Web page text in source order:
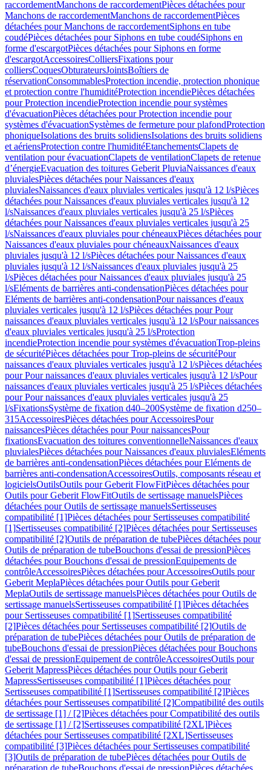
raccordementManchons de raccordementPièces détachées pour
Manchons de raccordementManchons de raccordementPièces
détachées pour Manchons de raccordementSiphons en tube
coudéPièces détachées pour Siphons en tube coudéSiphons en
forme d'escargotPièces détachées pour Siphons en forme
d'escargotAccessoiresColliersFixations pour
colliersCoquesObturateursJointsBoîtiers de
réservationConsommablesProtection incendie, protection phonique
et protection contre l'humiditéProtection incendiePièces détachées
pour Protection incendieProtection incendie pour systèmes
d'évacuationPièces détachées pour Protection incendie pour
systèmes d'évacuationSystèmes de fermeture pour plafondProtection
phoniqueIsolations des bruits solidiensIsolations des bruits solidiens
et aériensProtection contre l'humiditéEtanchementsClapets de
ventilation pour évacuationClapets de ventilationClapets de retenue
d’énergieEvacuation des toitures Geberit PluviaNaissances d'eaux
pluvialesPièces détachées pour Naissances d'eaux
pluvialesNaissances d'eaux pluviales verticales jusqu'à 12 l/sPièces
détachées pour Naissances d'eaux pluviales verticales jusqu'à 12
l/sNaissances d'eaux pluviales verticales jusqu'à 25 l/sPièces
détachées pour Naissances d'eaux pluviales verticales jusqu'à 25
l/sNaissances d'eaux pluviales pour chéneauxPièces détachées pour
Naissances d'eaux pluviales pour chéneauxNaissances d'eaux
pluviales jusqu'à 12 l/sPièces détachées pour Naissances d'eaux
pluviales jusqu'à 12 l/sNaissances d'eaux pluviales jusqu'à 25
l/sPièces détachées pour Naissances d'eaux pluviales jusqu'à 25
l/sEléments de barrières anti-condensationPièces détachées pour
Eléments de barrières anti-condensationPour naissances d'eaux
pluviales verticales jusqu'à 12 l/sPièces détachées pour Pour
naissances d'eaux pluviales verticales jusqu'à 12 l/sPour naissances
d'eaux pluviales verticales jusqu'à 25 l/sProtection
incendieProtection incendie pour systèmes d'évacuationTrop-pleins
de sécuritéPièces détachées pour Trop-pleins de sécuritéPour
naissances d'eaux pluviales verticales jusqu'à 12 l/sPièces détachées
pour Pour naissances d'eaux pluviales verticales jusqu'à 12 l/sPour
naissances d'eaux pluviales verticales jusqu'à 25 l/sPièces détachées
pour Pour naissances d'eaux pluviales verticales jusqu'à 25
l/sFixationsSystème de fixation d40–200Système de fixation d250–
315AccessoiresPièces détachées pour AccessoiresPour
naissancesPièces détachées pour Pour naissancesPour
fixationsEvacuation des toitures conventionnelleNaissances d'eaux
pluvialesPièces détachées pour Naissances d'eaux pluvialesEléments
de barrières anti-condensationPièces détachées pour Eléments de
barrières anti-condensationAccessoiresOutils, composants réseau et
logicielsOutilsOutils pour Geberit FlowFitPièces détachées pour
Outils pour Geberit FlowFitOutils de sertissage manuelsPièces
détachées pour Outils de sertissage manuelsSertisseuses
compatibilité [1]Pièces détachées pour Sertisseuses compatibilité
[1]Sertisseuses compatibilité [2]Pièces détachées pour Sertisseuses
compatibilité [2]Outils de préparation de tubePièces détachées pour
Outils de préparation de tubeBouchons d'essai de pressionPièces
détachées pour Bouchons d'essai de pressionEquipements de
contrôleAccessoiresPièces détachées pour AccessoiresOutils pour
Geberit MeplaPièces détachées pour Outils pour Geberit
MeplaOutils de sertissage manuelsPièces détachées pour Outils de
sertissage manuelsSertisseuses compatibilité [1]Pièces détachées
pour Sertisseuses compatibilité [1]Sertisseuses compatibilité
[2]Pièces détachées pour Sertisseuses compatibilité [2]Outils de
préparation de tubePièces détachées pour Outils de préparation de
tubeBouchons d'essai de pressionPièces détachées pour Bouchons
d'essai de pressionEquipement de contrôleAccessoiresOutils pour
Geberit MapressPièces détachées pour Outils pour Geberit
MapressSertisseuses compatibilité [1]Pièces détachées pour
Sertisseuses compatibilité [1]Sertisseuses compatibilité [2]Pièces
détachées pour Sertisseuses compatibilité [2]Compatibilité des outils
de sertissage [1] / [2]Pièces détachées pour Compatibilité des outils
de sertissage [1] / [2]Sertisseuses compatibilité [2XL]Pièces
détachées pour Sertisseuses compatibilité [2XL]Sertisseuses
compatibilité [3]Pièces détachées pour Sertisseuses compatibilité
[3]Outils de préparation de tubePièces détachées pour Outils de
préparation de tubeBouchons d'essai de pressionPièces détachées